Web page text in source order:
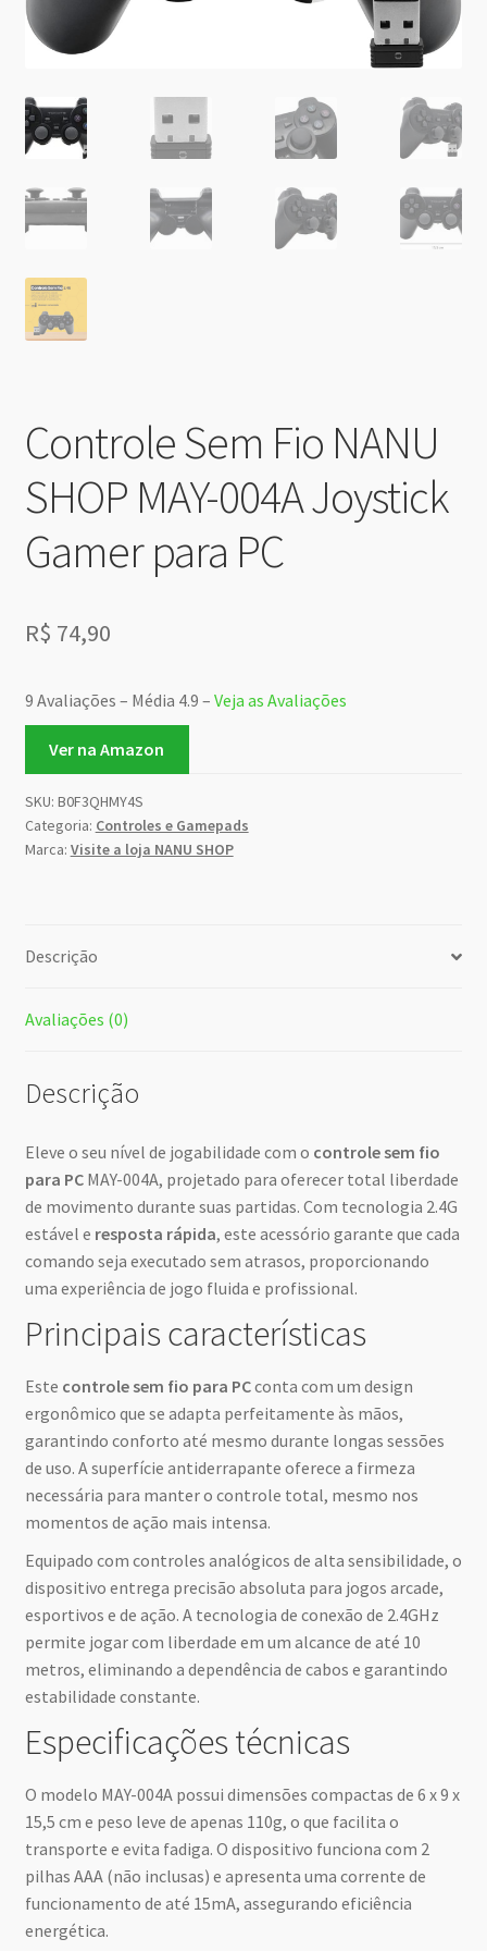
Controle Sem Fio NANU
SHOP MAY-004A Joystick
Gamer para PC
R$ 74,90
9 Avaliações – Média 4.9 – Veja as Avaliações
Ver na Amazon
SKU: B0F3QHMY4S
Categoria: Controles e Gamepads
Marca: Visite a loja NANU SHOP
Descrição
Avaliações (0)
Descrição
Eleve o seu nível de jogabilidade com o controle sem fio
para PCMAY-004A, projetado para oferecer total liberdade
de movimento durante suas partidas. Com tecnologia 2.4G
estável e resposta rápida, este acessório garante que cada
comando seja executado sem atrasos, proporcionando
uma experiência de jogo fluida e profissional.
Principais características
Este controle sem fio para PCconta com um design
ergonômico que se adapta perfeitamente às mãos,
garantindo conforto até mesmo durante longas sessões
de uso. A superfície antiderrapante oferece a firmeza
necessária para manter o controle total, mesmo nos
momentos de ação mais intensa.
Equipado com controles analógicos de alta sensibilidade, o
dispositivo entrega precisão absoluta para jogos arcade,
esportivos e de ação. A tecnologia de conexão de 2.4GHz
permite jogar com liberdade em um alcance de até 10
metros, eliminando a dependência de cabos e garantindo
estabilidade constante.
Especificações técnicas
O modelo MAY-004A possui dimensões compactas de 6 x 9 x
15,5 cm e peso leve de apenas 110g, o que facilita o
transporte e evita fadiga. O dispositivo funciona com 2
pilhas AAA (não inclusas) e apresenta uma corrente de
funcionamento de até 15mA, assegurando eficiência
energética.